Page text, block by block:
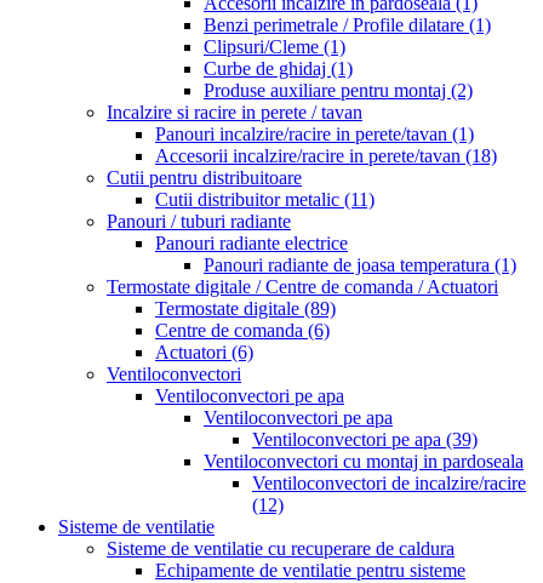
Benzi perimetrale / Profile dilatare (1)
Clipsuri/Cleme (1)
Curbe de ghidaj (1)
Produse auxiliare pentru montaj (2)
Incalzire si racire in perete / tavan
Panouri incalzire/racire in perete/tavan (1)
Accesorii incalzire/racire in perete/tavan (18)
Cutii pentru distribuitoare
Cutii distribuitor metalic (11)
Panouri / tuburi radiante
Panouri radiante electrice
Panouri radiante de joasa temperatura (1)
Termostate digitale / Centre de comanda / Actuatori
Termostate digitale (89)
Centre de comanda (6)
Actuatori (6)
Ventiloconvectori
Ventiloconvectori pe apa
Ventiloconvectori pe apa
Ventiloconvectori pe apa (39)
Ventiloconvectori cu montaj in pardoseala
Ventiloconvectori de incalzire/racire
(12)
Sisteme de ventilatie
Sisteme de ventilatie cu recuperare de caldura
Echipamente de ventilatie pentru sisteme